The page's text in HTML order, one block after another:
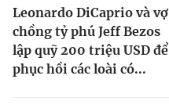
Leonardo DiCaprio và vợ
chồng tỷ phú Jeff Bezos
lập quỹ 200 triệu USD để
phục hồi các loài có...